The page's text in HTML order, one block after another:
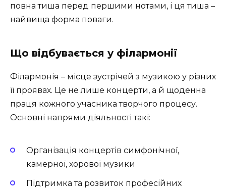
повна тиша перед першими нотами, і ця тиша –
найвища форма поваги.
Що відбувається у філармонії
Філармонія – місце зустрічей з музикою у різних
її проявах. Це не лише концерти, а й щоденна
праця кожного учасника творчого процесу.
Основні напрями діяльності такі:
Організація концертів симфонічної,
камерної, хорової музики
Підтримка та розвиток професійних